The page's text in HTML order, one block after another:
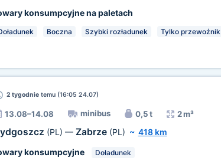
konsumpcyjne na paletach
Boczna Szybki rozładunek Tylko przewoźnik
2 tygodnietemu (16:05 24.07)
13.08–14.08 minibus 0,5 t 2 m³
(PL) — Zabrze (PL) ~ 418 km
konsumpcyjne
Doładunek